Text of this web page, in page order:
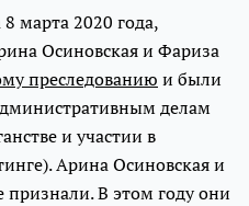
марта 2020 года,
Осиновская и Фариза
преследованию и были
делам
и участии в
Арина Осиновская и
В этом году они